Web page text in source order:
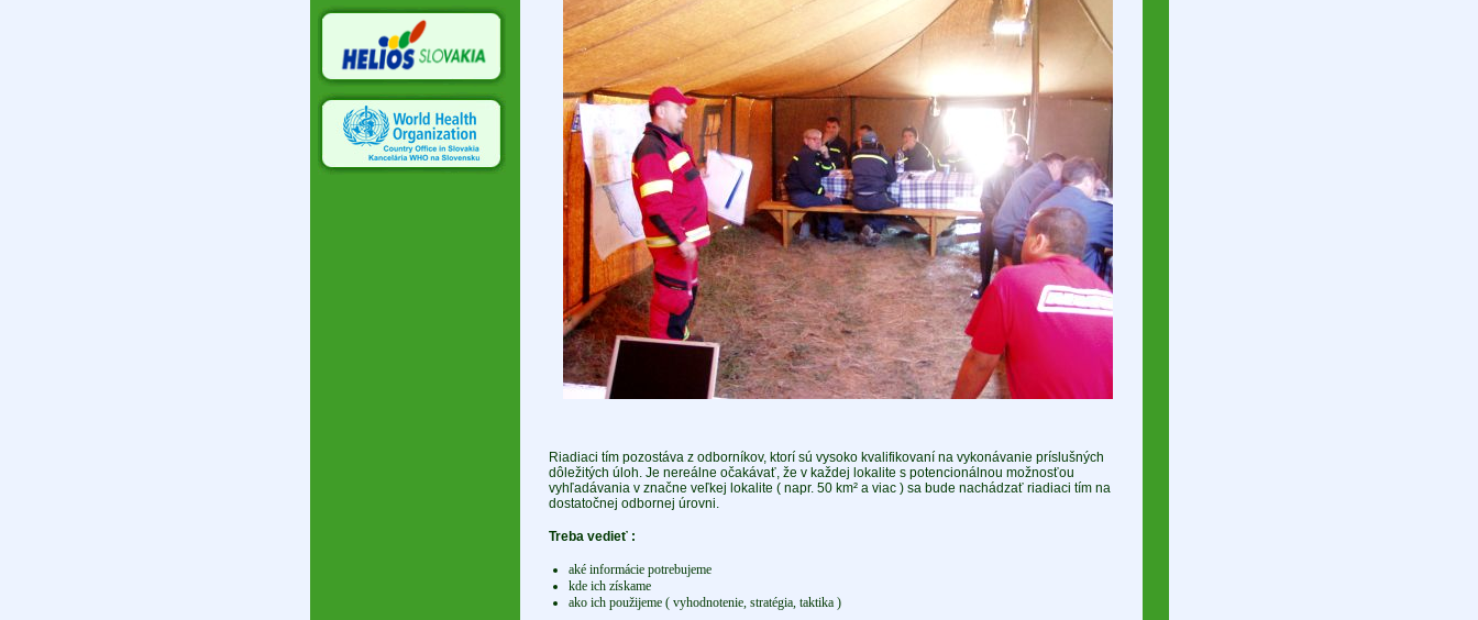
Riadiaci tím pozostáva z odborníkov, ktorí sú vysoko kvalifikovaní na vykonávanie príslušných
dôležitých úloh. Je nereálne očakávať, že v každej lokalite s potencionálnou možnosťou
vyhľadávania v značne veľkej lokalite ( napr. 50 km² a viac ) sa bude nachádzať riadiaci tím na
dostatočnej odbornej úrovni.
Treba vedieť :
aké informácie potrebujeme
kde ich získame
ako ich použijeme ( vyhodnotenie, stratégia, taktika )